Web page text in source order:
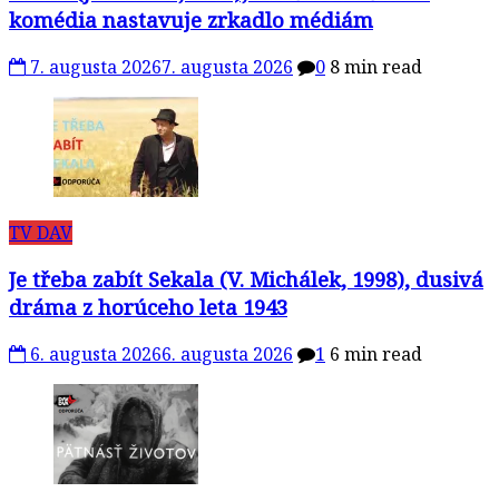
komédia nastavuje zrkadlo médiám
7. augusta 20267. augusta 2026 0 8 min read
TV DAV
Je třeba zabít Sekala (V. Michálek, 1998), dusivá
dráma z horúceho leta 1943
6. augusta 20266. augusta 2026 1 6 min read